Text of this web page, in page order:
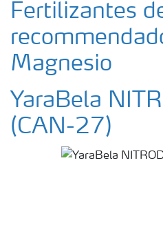
Fertilizantes
Magnesio
YaraBela
(CAN-27)